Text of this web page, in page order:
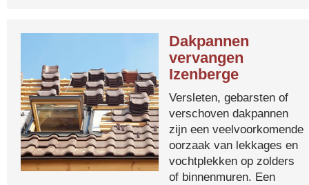
Dakpannen
vervangen
Izenberge
Versleten, gebarsten of
verschoven dakpannen
zijn een veelvoorkomende
oorzaak van lekkages en
vochtplekken op zolders
of binnenmuren. Een